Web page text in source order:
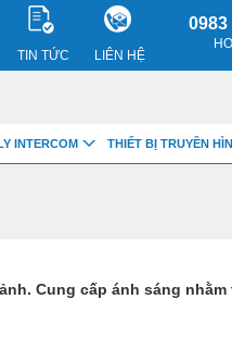
Cung cấp ánh sáng
TIN TỨC LIÊN HỆ
0983
INTERCOM THIẾT BỊ TRUYỀN